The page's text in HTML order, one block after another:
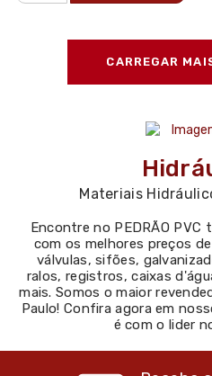
CARREGAR
Materiais
Encontre no PEDRÃO PVC
com os melhores preços
válvulas, sifões,
ralos, registros, caixas
mais. Somos o maior
Paulo! Confira agora em
é com o lider